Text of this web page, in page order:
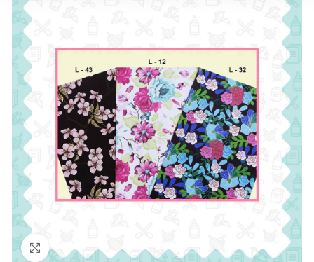
Click para agrandar